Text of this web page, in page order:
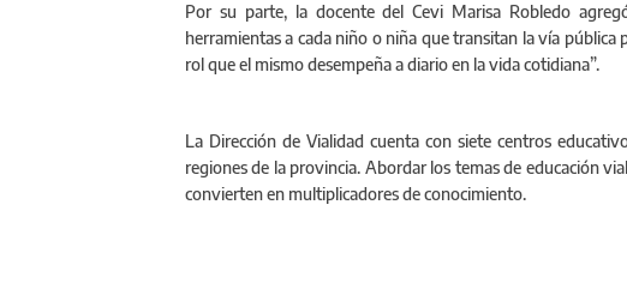
Por su parte, la docente del Cevi Marisa Robledo
herramientas a cada niño o niña que transitan la vía
rol que el mismo desempeña a diario en la vida cotidiana”.
La Dirección de Vialidad cuenta con siete centros
regiones de la provincia. Abordar los temas de educación
convierten en multiplicadores de conocimiento.